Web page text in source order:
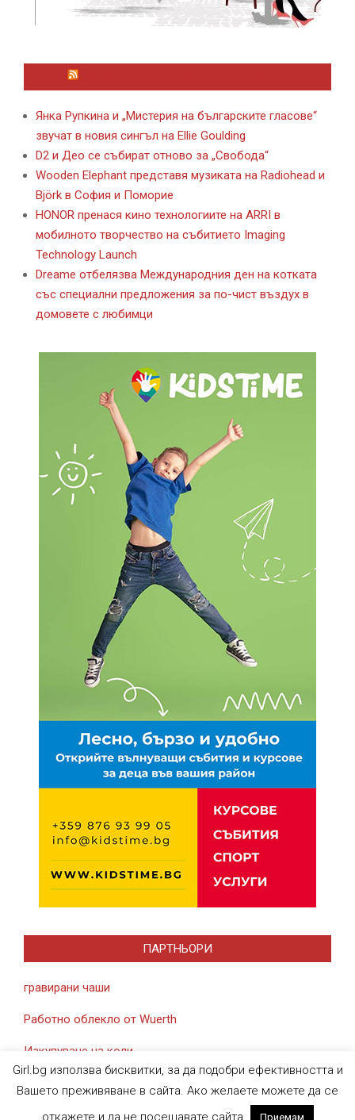
Янка Рупкина и „Мистерия на българските гласове“
звучат в новия сингъл на Ellie Goulding
D2 и Део се събират отново за „Свобода“
Wooden Elephant представя музиката на Radiohead и
Björk в София и Поморие
HONOR пренася кино технологиите на ARRI в
мобилното творчество на събитието Imaging
Technology Launch
Dreame отбелязва Международния ден на котката
със специални предложения за по-чист въздух в
домовете с любимци
ПАРТНЬОРИ
гравирани чаши
Работно облекло от Wuerth
Изкупуване на коли
Girl.bg използва бисквитки, за да подобри ефективността и
Вашето преживяване в сайта. Ако желаете можете да се
откажете и да не посещавате сайта.
Приемам